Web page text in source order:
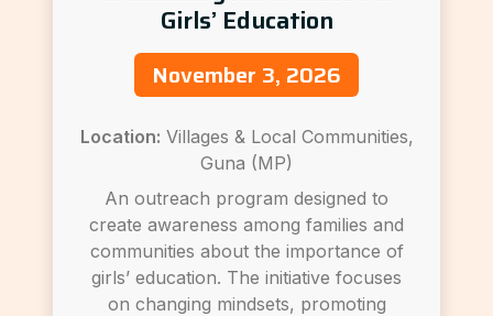
Girls’ Education
November 3, 2026
Location: Villages & Local Communities,
Guna (MP)
An outreach program designed to
create awareness among families and
communities about the importance of
girls’ education. The initiative focuses
on changing mindsets, promoting